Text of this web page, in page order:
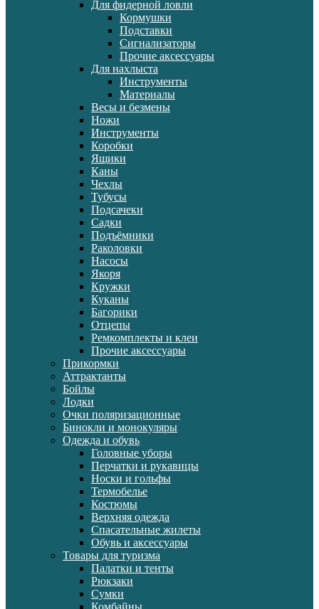
Для фидерной ловли
Кормушки
Подставки
Сигнализаторы
Прочие аксессуары
Для нахлыста
Инструменты
Материалы
Весы и безмены
Ножи
Инструменты
Коробки
Ящики
Каны
Чехлы
Тубусы
Подсачеки
Садки
Подъёмники
Раколовки
Насосы
Якоря
Кружки
Куканы
Багорики
Отцепы
Ремкомплекты и клеи
Прочие аксессуары
Прикормки
Аттрактанты
Бойлы
Лодки
Очки поляризационные
Бинокли и монокуляры
Одежда и обувь
Головные уборы
Перчатки и рукавицы
Носки и гольфы
Термобелье
Костюмы
Верхняя одежда
Спасательные жилеты
Обувь и аксессуары
Товары для туризма
Палатки и тенты
Рюкзаки
Сумки
Комбайны